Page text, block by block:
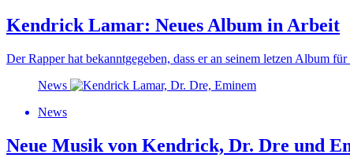
Kendrick Lamar: Neues Album in Arbeit
Der Rapper hat bekanntgegeben, dass er an seinem letzen Album
News
News
Neue Musik von Kendrick, Dr. Dre und